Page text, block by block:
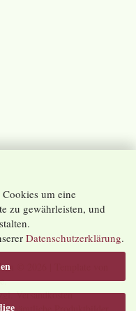
um eine
zu gewährleisten, und
Datenschutzerklärung.
© 2026 | Template von
.
Versandkosten